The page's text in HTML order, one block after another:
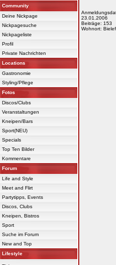
Community
Deine Nickpage
Nickpagesuche
Nickpageliste
Profil
Private Nachrichten
Locations
Gastronomie
Styling/Pflege
Fotos
Discos/Clubs
Veranstaltungen
Kneipen/Bars
Sport(NEU)
Specials
Top Ten Bilder
Kommentare
Forum
Life and Style
Meet and Flirt
Partytipps, Events
Discos, Clubs
Kneipen, Bistros
Sport
Suche im Forum
New and Top
Lifestyle
23.01.2006
Beiträge: 153
Wohnort: